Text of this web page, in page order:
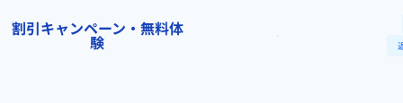
割引キャンペーン・無料体
験